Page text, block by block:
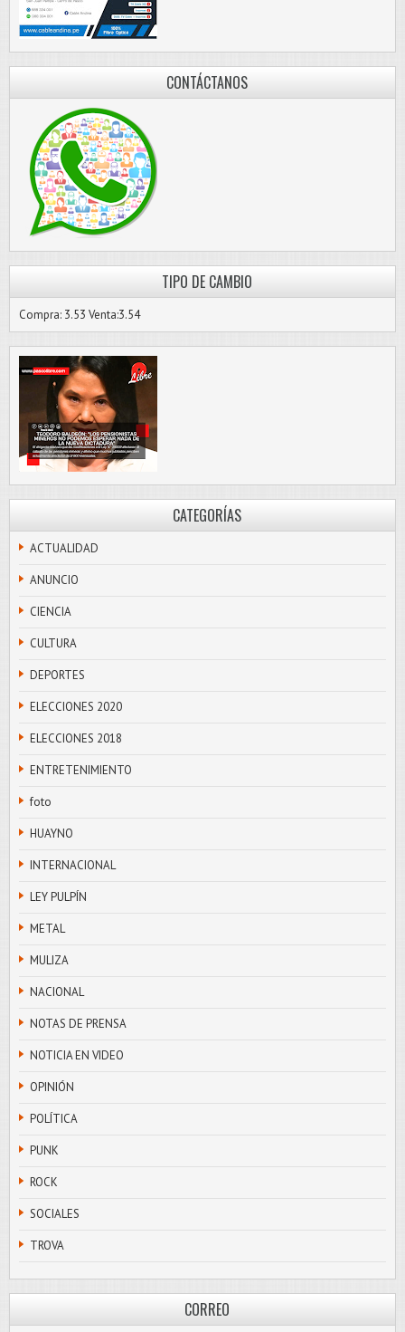
CONTÁCTANOS
TIPO DE CAMBIO
Compra: 3.53 Venta:3.54
CATEGORÍAS
ACTUALIDAD
ANUNCIO
CIENCIA
CULTURA
DEPORTES
ELECCIONES 2020
ELECCIONES 2018
ENTRETENIMIENTO
foto
HUAYNO
INTERNACIONAL
LEY PULPÍN
METAL
MULIZA
NACIONAL
NOTAS DE PRENSA
NOTICIA EN VIDEO
OPINIÓN
POLÍTICA
PUNK
ROCK
SOCIALES
TROVA
CORREO